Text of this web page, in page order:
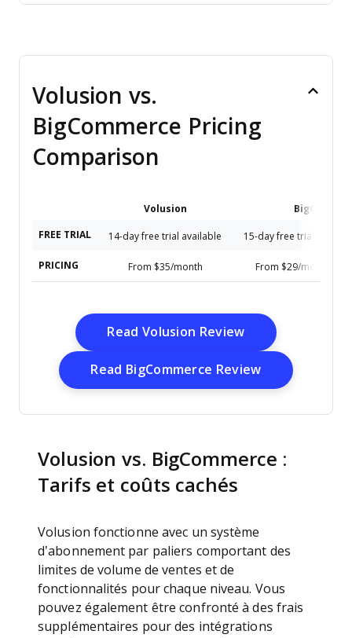
Volusion vs.
BigCommerce Pricing
Comparison
Volusion
FREE TRIAL 14-day free trial available 15-day free trial + free
PRICING From $35/month From $29/month
Read Volusion ReviewOpens New
Read BigCommerce ReviewOpens New
Volusion vs. BigCommerce :
Tarifs et coûts cachés
Volusion fonctionne avec un système
d’abonnement par paliers comportant des
limites de volume de ventes et de
fonctionnalités pour chaque niveau. Vous
pouvez également être confronté à des frais
supplémentaires pour des intégrations